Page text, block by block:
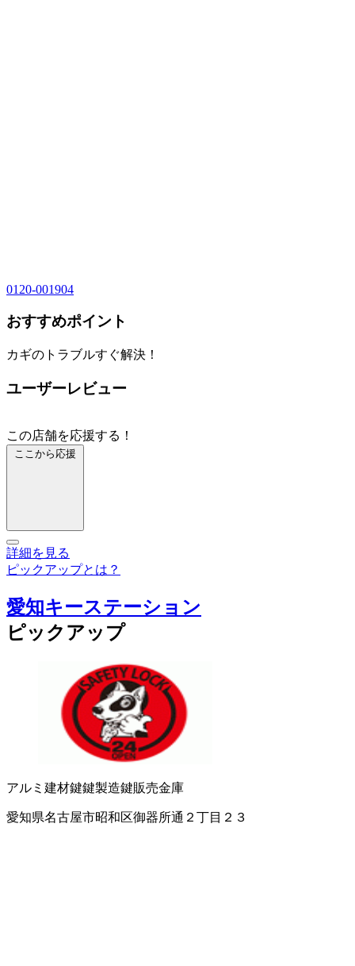
0120-001904
おすすめポイント
カギのトラブルすぐ解決！
ユーザーレビュー
この店舗を応援する！
ここから応援
詳細を見る
ピックアップとは？
愛知キーステーション
ピックアップ
アルミ建材鍵鍵製造鍵販売金庫
愛知県名古屋市昭和区御器所通２丁目２３